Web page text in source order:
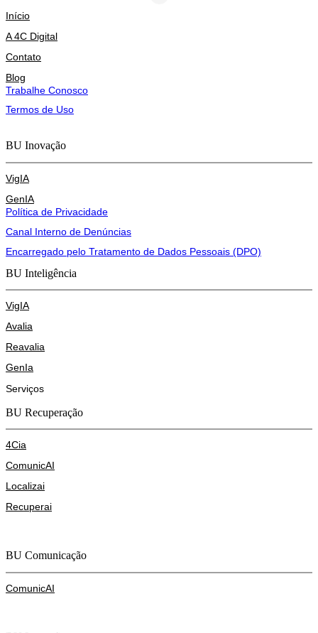
Início
A 4C Digital
Contato
Blog
Trabalhe Conosco
Termos de Uso
BU Inovação
VigIA
GenIA
Política de Privacidade
Canal Interno de Denúncias
Encarregado pelo Tratamento de Dados Pessoais (DPO)
BU Inteligência
VigIA
Avalia
Reavalia
GenIa
Serviços
BU Recuperação
4Cia
ComunicAI
Localizai
Recuperai
BU Comunicação
ComunicAI